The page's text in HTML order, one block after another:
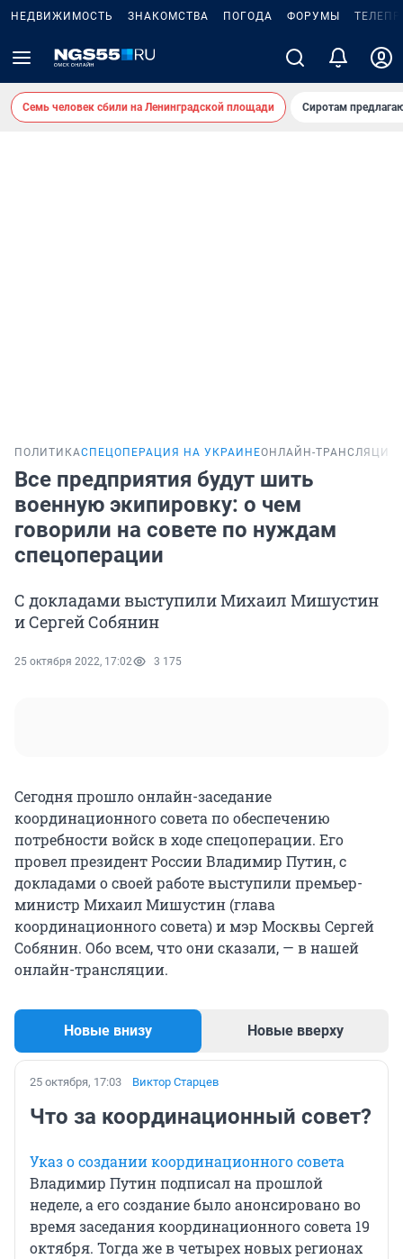
НЕДВИЖИМОСТЬ ЗНАКОМСТВА ПОГОДА ФОРУМЫ
Семь человек сбили на Ленинградской площади Сиротам
ПОЛИТИКАСПЕЦОПЕРАЦИЯ НА УКРАИНЕОНЛАЙН-ТРАНСЛЯЦИЯ
Все предприятия будут шить
военную экипировку: о чем
говорили на совете по нуждам
спецоперации
С докладами выступили Михаил Мишустин
и Сергей Собянин
25 октября 2022, 17:02 3 175
Сегодня прошло онлайн-заседание
координационного совета по обеспечению
потребности войск в ходе спецоперации. Его
провел президент России Владимир Путин, с
докладами о своей работе выступили премьер-
министр Михаил Мишустин (глава
координационного совета) и мэр Москвы Сергей
Собянин. Обо всем, что они сказали, — в нашей
онлайн-трансляции.
Новые внизу Новые вверху
25 октября, 17:03 Виктор Старцев
Что за координационный совет?
Указ о создании координационного совета
Владимир Путин подписал на прошлой
неделе, а его создание было анонсировано во
время заседания координационного совета 19
октября. Тогда же в четырех новых регионах